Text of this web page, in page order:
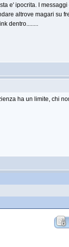
e' ipocrita. I
altrove magari su
dentro........
ha un limite, chi